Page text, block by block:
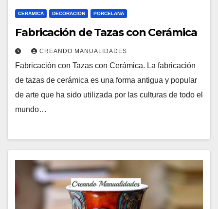
CERAMICA DECORACION PORCELANA
Fabricación de Tazas con Cerámica
CREANDO MANUALIDADES
Fabricación con Tazas con Cerámica. La fabricación
de tazas de cerámica es una forma antigua y popular
de arte que ha sido utilizada por las culturas de todo el
mundo…